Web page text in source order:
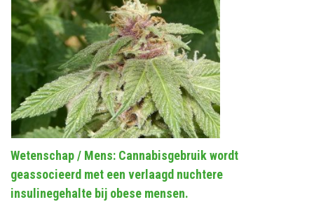
Wetenschap / Mens: Cannabisgebruik wordt
geassocieerd met een verlaagd nuchtere
insulinegehalte bij obese mensen.